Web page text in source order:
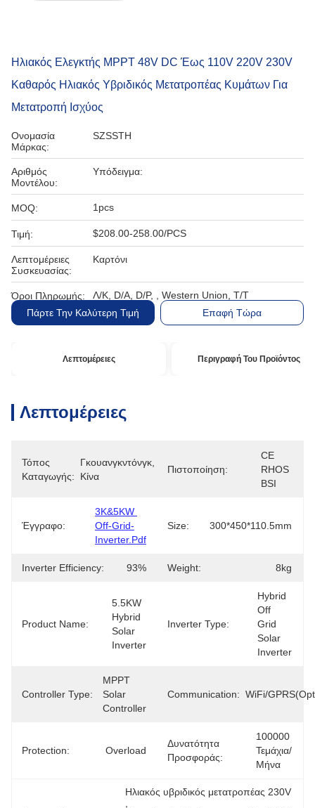
Ηλιακός Ελεγκτής MPPT 48V DC Έως 110V 220V 230V
Καθαρός Ηλιακός Υβριδικός Μετατροπέας Κυμάτων Για
Μετατροπή Ισχύος
Ονομασία
Μάρκας:
SZSSTH
Αριθμός
Μοντέλου:
Υπόδειγμα:
MOQ: 1pcs
Τιμή: $208.00-258.00/PCS
Λεπτομέρειες
Συσκευασίας:
Καρτόνι
Όροι Πληρωμής:
Λ/Κ, D/A, D/P, , Western Union, T/T
Πάρτε Την Καλύτερη Τιμή
Επαφή Τώρα
Λεπτομέρειες Περιγραφή Του Προϊόντος
Λεπτομέρειες
Τόπος
Καταγωγής:
Γκουανγκντόνγκ,
Κίνα
Πιστοποίηση:
CE
RHOS
BSI
Έγγραφο:
3K&5KW
Off-Grid-
Inverter.pdf
Size: 300*450*110.5mm
Inverter Efficiency: 93% Weight: 8kg
Product Name:
5.5KW
Hybrid
Solar
Inverter
Inverter Type:
Hybrid
Off
Grid
Solar
Inverter
Controller Type:
MPPT
Solar
Controller
Communication: WiFi/
Protection: Overload
Δυνατότητα
Προσφοράς:
100000
Τεμάχια/
Μήνα
Ηλιακός υβριδικός μετατροπέας 230V